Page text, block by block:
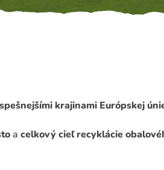
krajinami Európskej
a celkový cieľ recyklácie